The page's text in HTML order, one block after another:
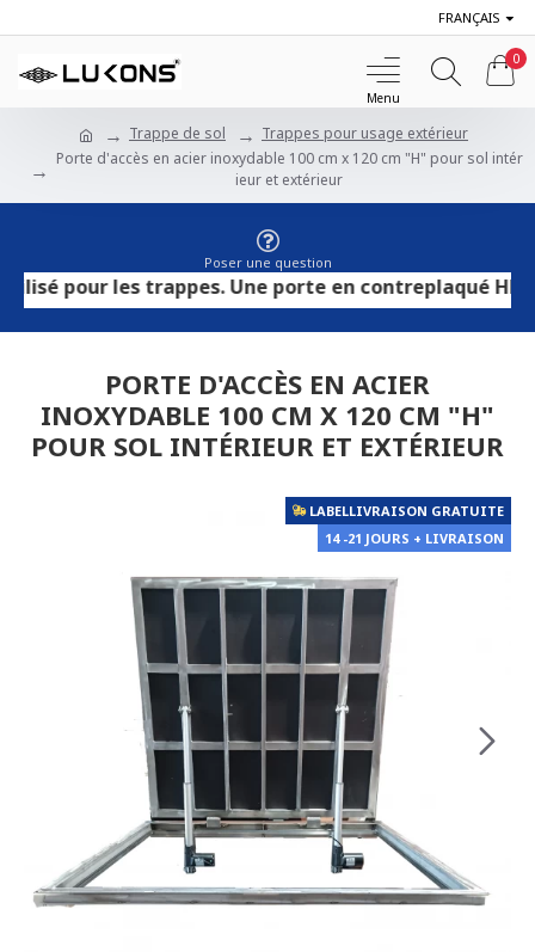
FRANÇAIS
0
Trappe de sol
Trappes pour usage extérieur
Porte d'accès en acier inoxydable 100 cm x 120 cm "H" pour sol intér
ieur et extérieur
Poser une question
les trappes. Une porte en contreplaqué HPL
PORTE D'ACCÈS EN ACIER
INOXYDABLE 100 CM X 120 CM "H"
POUR SOL INTÉRIEUR ET EXTÉRIEUR
LABELLIVRAISON GRATUITE
14 -21 JOURS + LIVRAISON